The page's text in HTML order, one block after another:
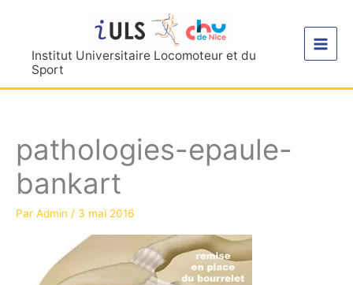
contenuInstitut Universitaire Locomoteur et du
Sport
pathologies-epaule-
bankart
Par Admin / 3 mai 2016